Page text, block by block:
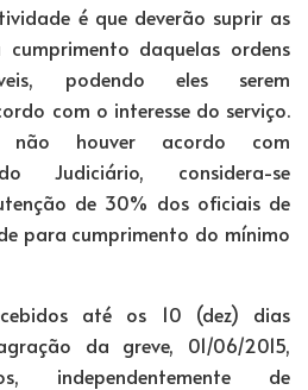
é que deverão suprir as
cumprimento daquelas ordens
podendo eles serem
com o interesse do serviço.
não houver acordo com
Judiciário, considera-se
de 30% dos oficiais de
para cumprimento do mínimo
até os 10 (dez) dias
da greve, 01/06/2015,
independentemente de